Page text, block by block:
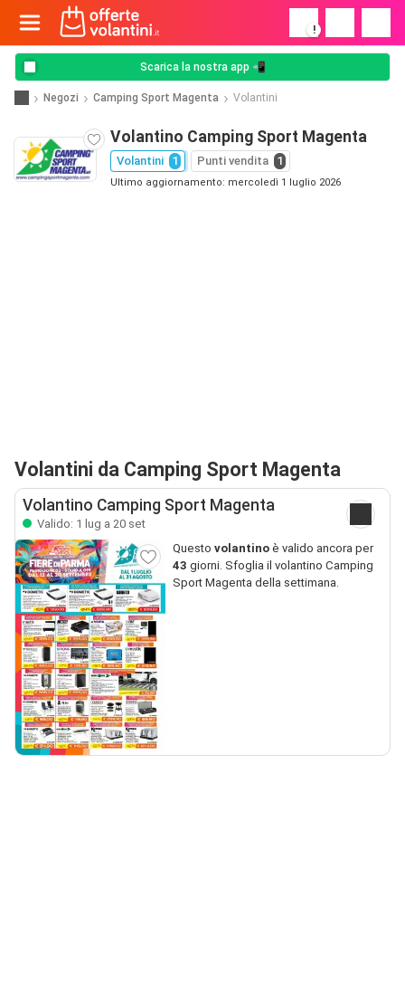
!
Scarica la nostra app 📲
Negozi Camping Sport Magenta Volantini
Volantino Camping Sport Magenta
Volantini 1 Punti vendita 1
Ultimo aggiornamento: mercoledì 1 luglio 2026
Volantini da Camping Sport Magenta
Volantino Camping Sport Magenta
Valido: 1 lug a 20 set
Questo volantinoè valido ancora per
43 giorni. Sfoglia il volantino Camping
Sport Magenta della settimana.